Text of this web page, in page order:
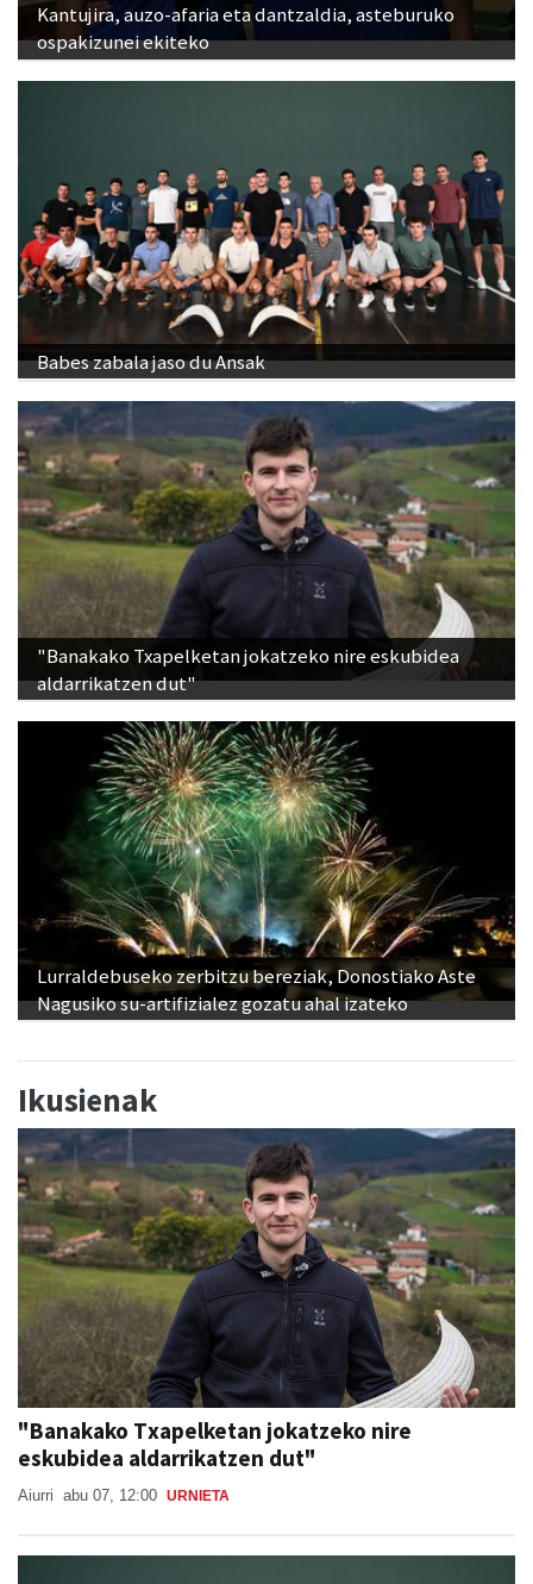
Kantujira, auzo-afaria eta dantzaldia, asteburuko
ospakizunei ekiteko
Babes zabala jaso du Ansak
"Banakako Txapelketan jokatzeko nire eskubidea
aldarrikatzen dut"
Lurraldebuseko zerbitzu bereziak, Donostiako Aste
Nagusiko su-artifizialez gozatu ahal izateko
Ikusienak
"Banakako Txapelketan jokatzeko nire
eskubidea aldarrikatzen dut"
Aiurri abu 07, 12:00 URNIETA